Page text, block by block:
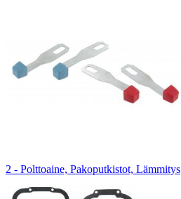
2 - Polttoaine, Pakoputkistot, Lämmitys